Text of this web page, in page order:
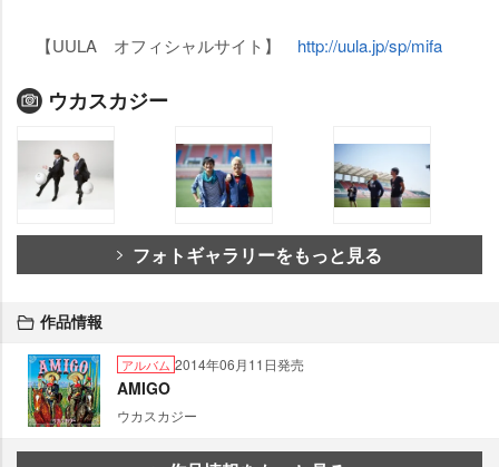
【UULA オフィシャルサイト】 http://uula.jp/sp/mifa
ウカスカジー
フォトギャラリーをもっと見る
作品情報
アルバム 2014年06月11日発売
AMIGO
ウカスカジー